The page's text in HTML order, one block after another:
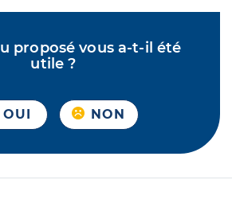
proposé vous a-t-il été
utile ?
OUI NON